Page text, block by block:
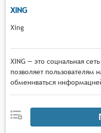
XING
Xing
XING — это социальная
позволяет пользователям
обмениваться